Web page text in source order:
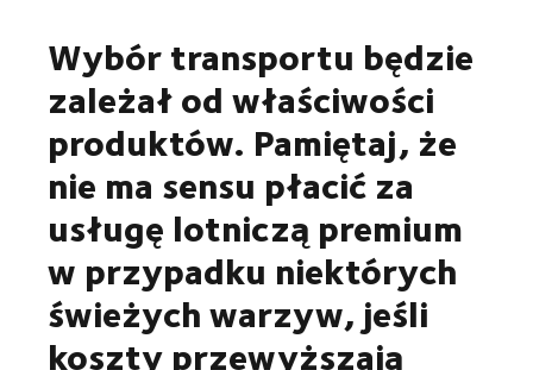
Wybór transportu będzie
zależał od właściwości
produktów. Pamiętaj, że
nie ma sensu płacić za
usługę lotniczą premium
w przypadku niektórych
świeżych warzyw, jeśli
koszty przewyższają